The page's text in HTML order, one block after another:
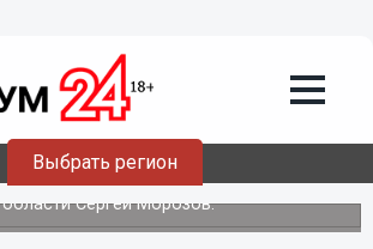
Выбрать регион
парке»
в эксплуатацию
проверил заместитель губернатора
Сергей Морозов.